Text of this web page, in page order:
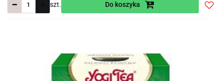
szt. Do koszyka